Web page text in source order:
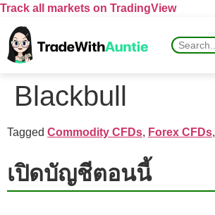
Track all markets on TradingView
Blackbull
Tagged Commodity CFDs, Forex CFDs,
เปิดบัญชีตอนนี้